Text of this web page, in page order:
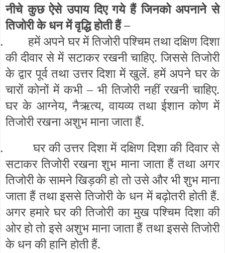
नीचे कुछ ऐसे उपाय दिए गये हैं जिनको अपनाने से
तिजोरी के धन में वृद्धि होती हैं –
हमें अपने घर में तिजोरी पश्चिम तथा दक्षिण दिशा
की दीवार से में सटाकर रखनी चाहिए. जिससे तिजोरी
के द्वार पूर्व तथा उत्तर दिशा में खुलें. हमें अपने घर के
चारों कोनों में कभी – भी तिजोरी नहीं रखनी चाहिए.
घर के आग्नेय, नैऋत्य, वायव्य तथा ईशान कोण में
तिजोरी रखना अशुभ माना जाता हैं.
घर की उत्तर दिशा में दक्षिण दिशा की दिवार से
सटाकर तिजोरी रखना शुभ माना जाता हैं तथा अगर
तिजोरी के सामने खिड़की हो तो उसे और भी शुभ माना
जाता हैं तथा इससे तिजोरी के धन में बढ़ोतरी होती हैं.
अगर हमारे घर की तिजोरी का मुख पश्चिम दिशा की
ओर हो तो इसे अशुभ माना जाता हैं तथा इससे तिजोरी
के धन की हानि होती हैं.